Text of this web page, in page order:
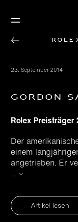
23. September 2014
Gordon
Rolex
Der
einem
angetrieben. Er
...
Artikel lesen